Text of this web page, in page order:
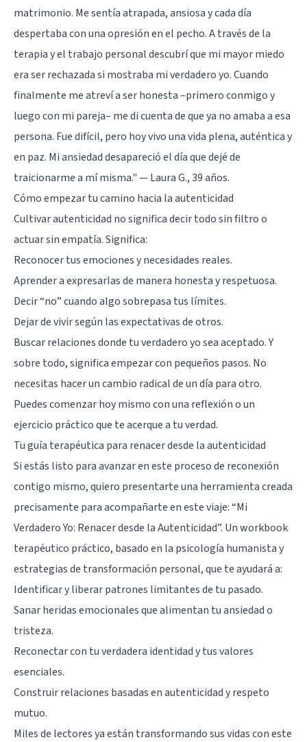
matrimonio. Me sentía atrapada, ansiosa y cada día
despertaba con una opresión en el pecho. A través de la
terapia y el trabajo personal descubrí que mi mayor miedo
era ser rechazada si mostraba mi verdadero yo. Cuando
finalmente me atreví a ser honesta –primero conmigo y
luego con mi pareja– me di cuenta de que ya no amaba a esa
persona. Fue difícil, pero hoy vivo una vida plena, auténtica y
en paz. Mi ansiedad desapareció el día que dejé de
traicionarme a mí misma." — Laura G., 39 años.
Cómo empezar tu camino hacia la autenticidad
Cultivar autenticidad no significa decir todo sin filtro o
actuar sin empatía. Significa:
Reconocer tus emociones y necesidades reales.
Aprender a expresarlas de manera honesta y respetuosa.
Decir “no” cuando algo sobrepasa tus límites.
Dejar de vivir según las expectativas de otros.
Buscar relaciones donde tu verdadero yo sea aceptado. Y
sobre todo, significa empezar con pequeños pasos. No
necesitas hacer un cambio radical de un día para otro.
Puedes comenzar hoy mismo con una reflexión o un
ejercicio práctico que te acerque a tu verdad.
Tu guía terapéutica para renacer desde la autenticidad
Si estás listo para avanzar en este proceso de reconexión
contigo mismo, quiero presentarte una herramienta creada
precisamente para acompañarte en este viaje:“Mi
Verdadero Yo: Renacer desde la Autenticidad”. Un workbook
terapéutico práctico, basado en la psicología humanista y
estrategias de transformación personal, que te ayudará a:
Identificar y liberar patrones limitantes de tu pasado.
Sanar heridas emocionales que alimentan tu ansiedad o
tristeza.
Reconectar con tu verdadera identidad y tus valores
esenciales.
Construir relaciones basadas en autenticidad y respeto
mutuo.
Miles de lectores ya están transformando sus vidas con este